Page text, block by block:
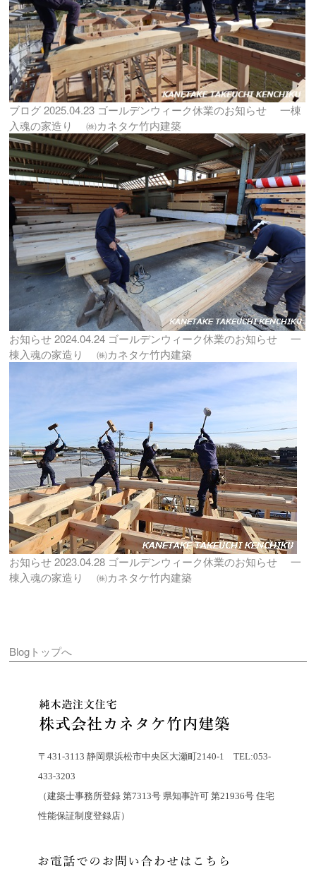
ブログ2025.04.23 ゴールデンウィーク休業のお知らせ 一棟
入魂の家造り ㈱カネタケ竹内建築
お知らせ2024.04.24 ゴールデンウィーク休業のお知らせ 一
棟入魂の家造り ㈱カネタケ竹内建築
お知らせ2023.04.28 ゴールデンウィーク休業のお知らせ 一
棟入魂の家造り ㈱カネタケ竹内建築
Blogトップへ
〒431-3113 静岡県浜松市中央区大瀬町2140-1 TEL:053-
433-3203
（建築士事務所登録 第7313号 県知事許可 第21936号 住宅
性能保証制度登録店）